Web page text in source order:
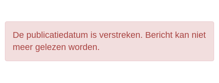
De publicatiedatum is verstreken. Bericht kan niet
meer gelezen worden.